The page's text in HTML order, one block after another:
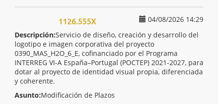
04/08/2026 14:29
1126.555X
Descripción:Servicio de diseño, creación y desarrollo del
logotipo e imagen corporativa del proyecto
0390_MAS_H2O_6_E, cofinanciado por el Programa
INTERREG VI-A España–Portugal (POCTEP) 2021-2027, para
dotar al proyecto de identidad visual propia, diferenciada
y coherente.
Asunto:Modificación de Plazos